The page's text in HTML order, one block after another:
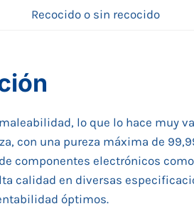
Recocido o sin recocido
lo que lo hace muy
con una pureza máxima de
componentes electrónicos
calidad en diversas
óptimos.